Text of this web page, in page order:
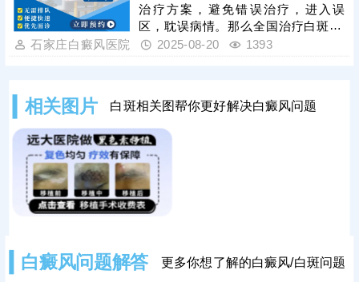
治疗方案，避免错误治疗，进入误
区，耽误病情。那么全国治疗白斑zui
好的医院排名榜单出来了吗?——石家
评，更值得信赖。
石家庄白癜风医院 2025-08-20 1393
相关图片 白斑相关图帮你更好解决白癜风问题
白癜风问题解答 更多你想了解的白癜风/白斑问题